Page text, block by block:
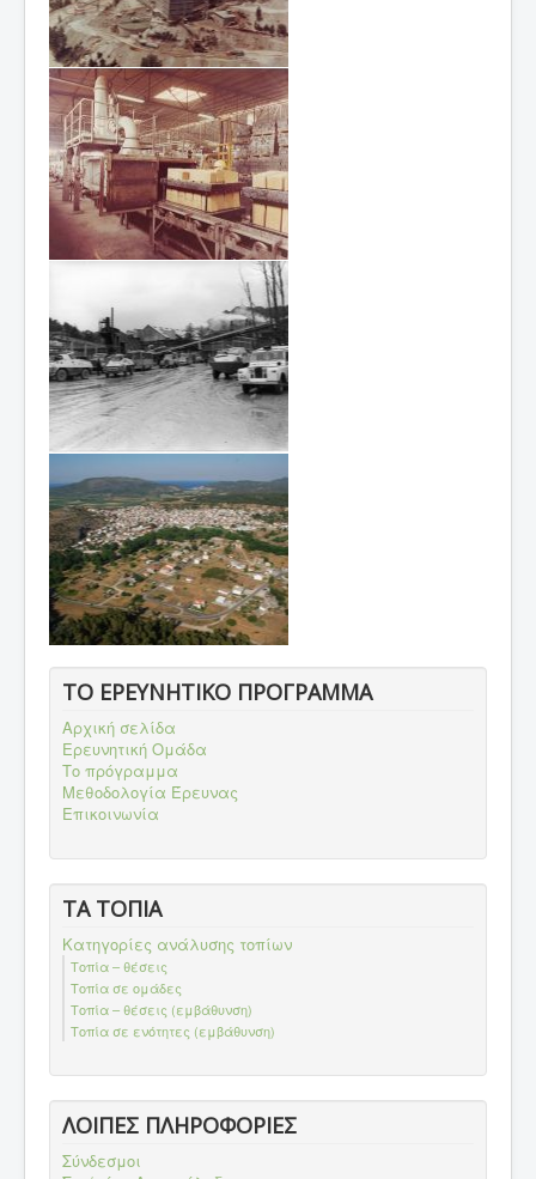
ΤΟ ΕΡΕΥΝΗΤΙΚΟ ΠΡΟΓΡΑΜΜΑ
Αρχική σελίδα
Ερευνητική Ομάδα
Το πρόγραμμα
Μεθοδολογία Έρευνας
Επικοινωνία
ΤΑ ΤΟΠΙΑ
Κατηγορίες ανάλυσης τοπίων
Τοπία – θέσεις
Τοπία σε ομάδες
Τοπία – θέσεις (εμβάθυνση)
Τοπία σε ενότητες (εμβάθυνση)
ΛΟΙΠΕΣ ΠΛΗΡΟΦΟΡΙΕΣ
Σύνδεσμοι